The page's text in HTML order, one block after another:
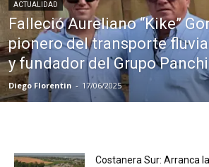
ACTUALIDAD
Falleció Aureliano “Kike”
pionero del transporte
y fundador del Grupo
Diego Florentin - 17/06/2025
Costanera Sur: Arranca